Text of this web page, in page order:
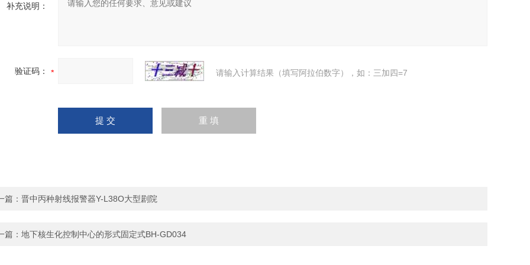
补充说明：
验证码： 请输入计算结果（填写阿拉伯数字），如：三加四=7
篇： 晋中丙种射线报警器Y-L38O大型剧院
篇： 地下核生化控制中心的形式固定式BH-GD034